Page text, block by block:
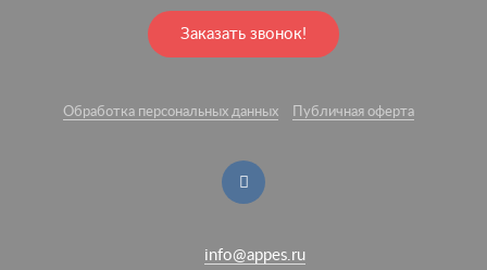
Заказать звонок!
Обработка персональных данных Публичная оферта
info@appes.ru